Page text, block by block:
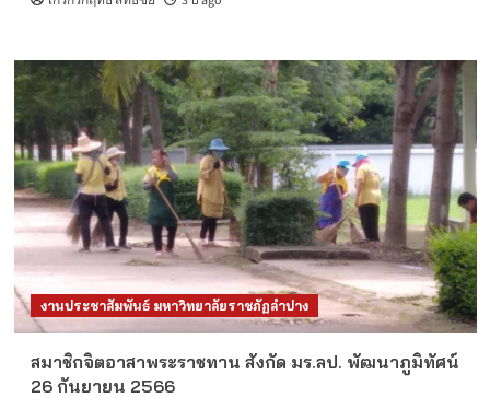
งานประชาสัมพันธ์ มหาวิทยาลัยราชภัฏลำปาง
สมาชิกจิตอาสาพระราชทาน สังกัด มร.ลป. พัฒนาภูมิทัศน์
26 กันยายน 2566